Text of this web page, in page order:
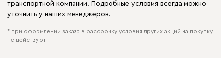
транспортной компании. Подробные условия всегда можно
уточнить у наших менеджеров.
* при оформлении заказа в рассрочку условия других акций на покупку
не действуют.